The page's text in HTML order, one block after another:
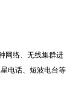
网络、无线集群进
电话、短波电台等